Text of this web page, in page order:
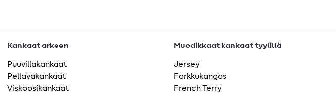
Kankaat arkeen
Puuvillakankaat
Pellavakankaat
Viskoosikankaat
Muodikkaat kankaat tyylillä
Jersey
Farkkukangas
French Terry